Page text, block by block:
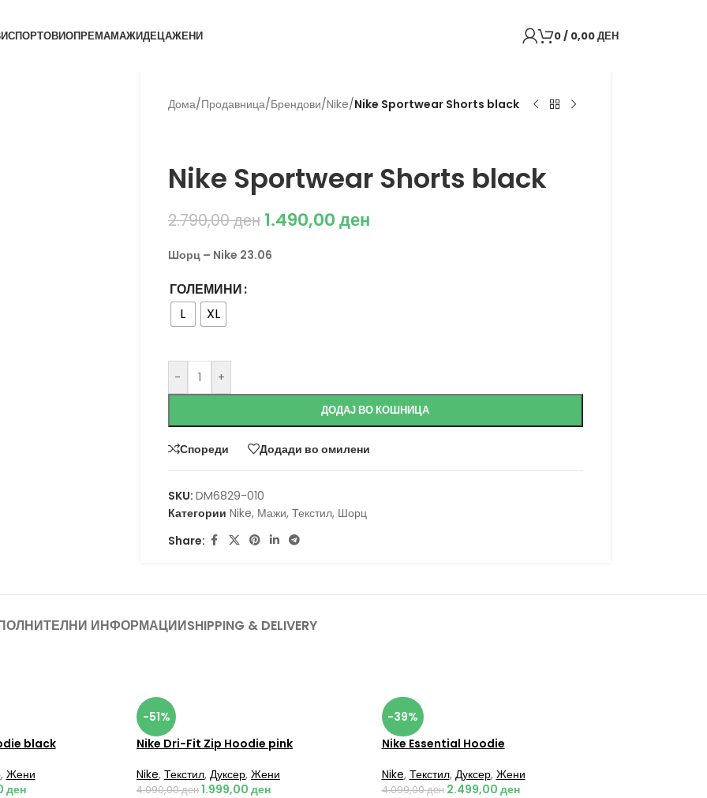
СПОРТОВИОПРЕМАМАЖИДЕЦАЖЕНИ 0/ 0,00ДЕН
Дома/Продавница/Брендови/Nike/Nike Sportwear Shorts black
Nike Sportwear Shorts black
2.790,00ден 1.490,00ден
Шорц – Nike 23.06
ГОЛЕМИНИ
L
XL
- +
ДОДАЈ ВО КОШНИЦА
Спореди Додади во омилени
SKU: DM6829-010
Категории Nike, Мажи, Текстил, Шорц
Share:
ИНФОРМАЦИИSHIPPING & DELIVERY
black
, Жени
ден
-51%
Nike Dri-Fit Zip Hoodie pink
Nike, Текстил, Дуксер, Жени
4.090,00ден1.999,00 ден
-39%
Nike Essential Hoodie
Nike, Текстил, Дуксер, Жени
4.099,00ден 2.499,00 ден